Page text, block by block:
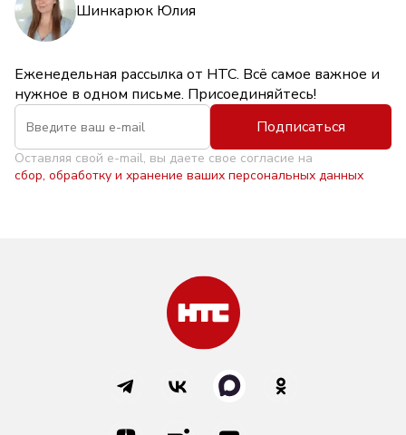
Шинкарюк Юлия
Еженедельная рассылка от НТС. Всё самое важное и
нужное в одном письме. Присоединяйтесь!
Подписаться
Оставляя свой e-mail, вы даете свое согласие на
сбор, обработку и хранение ваших персональных данных